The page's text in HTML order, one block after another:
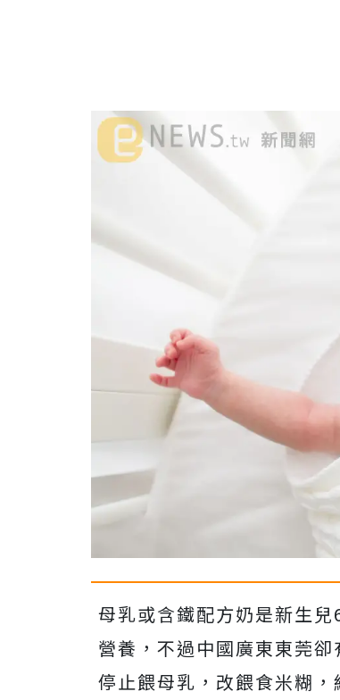
母乳或含鐵配方奶是新生
營養，不過中國廣東東莞
停止餵母乳，改餵食米糊